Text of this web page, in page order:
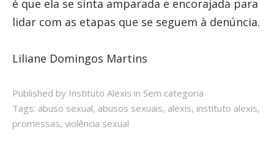
é que ela se sinta amparada e encorajada para
lidar com as etapas que se seguem à denúncia.
Liliane Domingos Martins
Published by Instituto Alexis in Sem categoria
Tags: abuso sexual, abusos sexuais, alexis, instituto alexis,
promessas, violência sexual